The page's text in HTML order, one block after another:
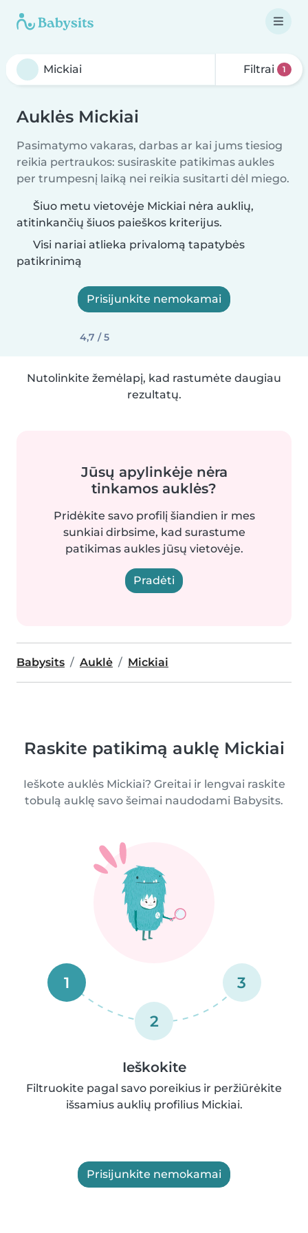
Filtrai 1
Auklės Mickiai
Pasimatymo vakaras, darbas ar kai jums tiesiog
reikia pertraukos: susiraskite patikimas aukles
per trumpesnį laiką nei reikia susitarti dėl miego.
Šiuo metu vietovėje Mickiai nėra auklių,
atitinkančių šiuos paieškos kriterijus.
Visi nariai atlieka privalomą tapatybės
patikrinimą
Prisijunkite nemokamai
4,7 / 5
Nutolinkite žemėlapį, kad rastumėte daugiau
rezultatų.
Jūsų apylinkėje nėra
tinkamos auklės?
Pridėkite savo profilį šiandien ir mes
sunkiai dirbsime, kad surastume
patikimas aukles jūsų vietovėje.
Pradėti
Babysits Auklė Mickiai
Raskite patikimą auklę Mickiai
Ieškote auklės Mickiai? Greitai ir lengvai raskite
tobulą auklę savo šeimai naudodami Babysits.
1
2
3
Ieškokite
Filtruokite pagal savo poreikius ir peržiūrėkite
išsamius auklių profilius Mickiai.
Prisijunkite nemokamai